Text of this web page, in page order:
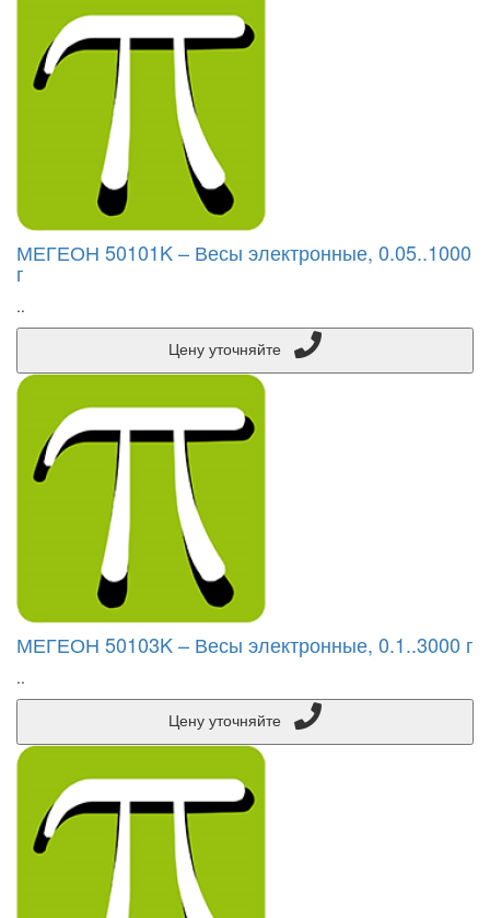
МЕГЕОН 50101K – Весы электронные, 0.05..1000
г
..
МЕГЕОН 50103K – Весы электронные, 0.1..3000 г
..